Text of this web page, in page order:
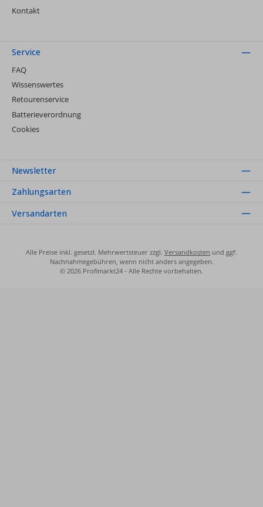
Kontakt
Service
FAQ
Wissenswertes
Retourenservice
Batterieverordnung
Cookies
Newsletter
Zahlungsarten
Versandarten
Alle Preise inkl. gesetzl. Mehrwertsteuer zzgl. Versandkosten und ggf.
Nachnahmegebühren, wenn nicht anders angegeben.
© 2026 Profimarkt24 - Alle Rechte vorbehalten.